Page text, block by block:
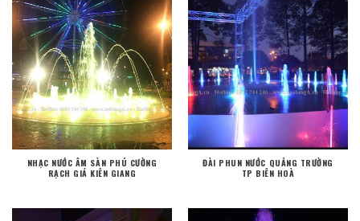
NHẠC NƯỚC ÂM SÀN PHÚ CƯỜNG
RẠCH GIÁ KIÊN GIANG
ĐÀI PHUN NƯỚC QUẢNG TRƯỜNG
TP BIÊN HOÀ